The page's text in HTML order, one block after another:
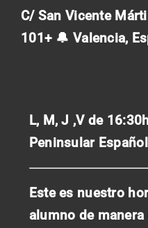
C/ San Vicente
101+ 🔔 Valencia,
L, M, J ,V de
Peninsular
Este es nuestro
alumno de